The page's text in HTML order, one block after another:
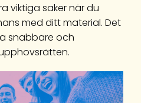
viktiga saker när du
med ditt material. Det
snabbare och